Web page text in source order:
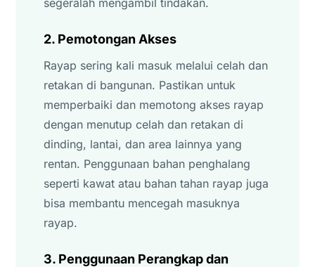
2. Pemotongan Akses
Rayap sering kali masuk melalui celah dan
retakan di bangunan. Pastikan untuk
memperbaiki dan memotong akses rayap
dengan menutup celah dan retakan di
dinding, lantai, dan area lainnya yang
rentan. Penggunaan bahan penghalang
seperti kawat atau bahan tahan rayap juga
bisa membantu mencegah masuknya
rayap.
3. Penggunaan Perangkap dan